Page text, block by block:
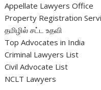
Appellate Lawyers Office
Property Registration
தமிழில் சட்ட உதவி
Top Advocates in India
Criminal Lawyers List
Civil Advocate List
NCLT Lawyers